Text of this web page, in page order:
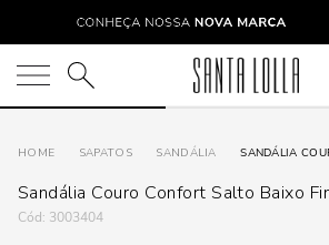
O que você está procurando?
SAPATOS SANDÁLIA
Sandália Couro Confort Salto Baixo
: 3003404